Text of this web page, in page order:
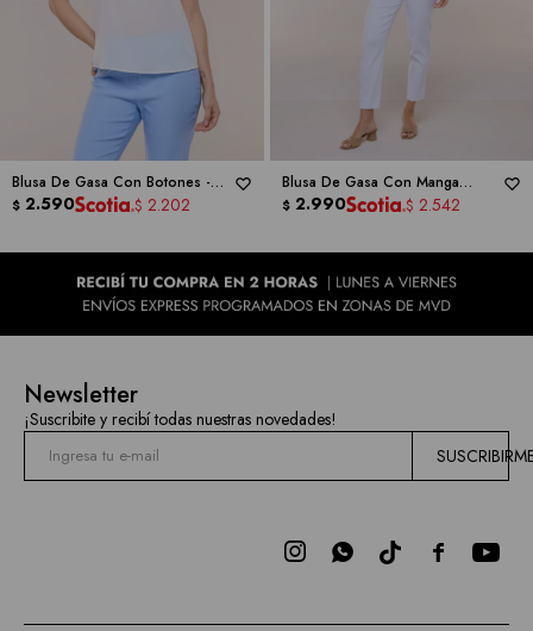
Blusa De Gasa Con Botones -
MILANO
$ 2.590 $ 2.202
Blusa De Gasa Con Manga
Abullonada -MILANO
$ 2.990 $ 2.542
Newsletter
¡Suscribite y recibí todas nuestras novedades!

 
las